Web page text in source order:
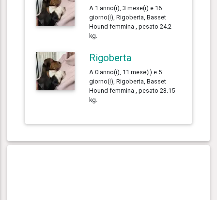
A 1 anno(i), 3 mese(i) e 16
giorno(i), Rigoberta, Basset
Hound femmina , pesato 24.2
kg.
Rigoberta
A 0 anno(i), 11 mese(i) e 5
giorno(i), Rigoberta, Basset
Hound femmina , pesato 23.15
kg.